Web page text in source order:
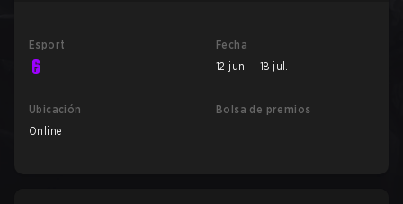
Esport
Fecha
12 jun. – 18 jul.
Ubicación
Online
Bolsa de premios